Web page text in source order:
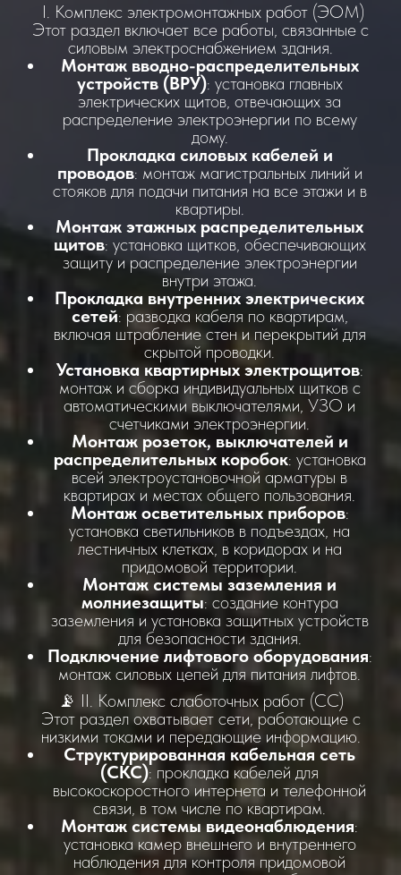
I. Комплекс электромонтажных работ (ЭОМ)
Этот раздел включает все работы, связанные с
силовым электроснабжением здания.
Монтаж вводно-распределительных
устройств (ВРУ): установка главных
электрических щитов, отвечающих за
распределение электроэнергии по всему
дому.
Прокладка силовых кабелей и
проводов: монтаж магистральных линий и
стояков для подачи питания на все этажи и в
квартиры.
Монтаж этажных распределительных
щитов: установка щитков, обеспечивающих
защиту и распределение электроэнергии
внутри этажа.
Прокладка внутренних электрических
сетей: разводка кабеля по квартирам,
включая штрабление стен и перекрытий для
скрытой проводки.
Установка квартирных электрощитов:
монтаж и сборка индивидуальных щитков с
автоматическими выключателями, УЗО и
счетчиками электроэнергии.
Монтаж розеток, выключателей и
распределительных коробок: установка
всей электроустановочной арматуры в
квартирах и местах общего пользования.
Монтаж осветительных приборов:
установка светильников в подъездах, на
лестничных клетках, в коридорах и на
придомовой территории.
Монтаж системы заземления и
молниезащиты: создание контура
заземления и установка защитных устройств
для безопасности здания.
Подключение лифтового оборудования:
монтаж силовых цепей для питания лифтов.
📡 II. Комплекс слаботочных работ (СС)
Этот раздел охватывает сети, работающие с
низкими токами и передающие информацию.
Структурированная кабельная сеть
(СКС): прокладка кабелей для
высокоскоростного интернета и телефонной
связи, в том числе по квартирам.
Монтаж системы видеонаблюдения:
установка камер внешнего и внутреннего
наблюдения для контроля придомовой